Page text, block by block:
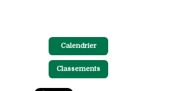
Calendrier
Classements